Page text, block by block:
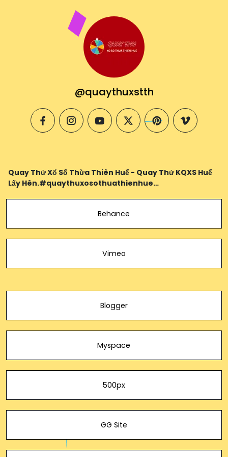
@quaythuxstth
facebookinstagramyoutubetwitterpinterestvimeo
Quay Thử Xổ Số Thừa Thiên Huế - Quay Thử KQXS Huế
Lấy Hên.#quaythuxosothuathienhue
Behance
Vimeo
Blogger
Myspace
500px
GG Site